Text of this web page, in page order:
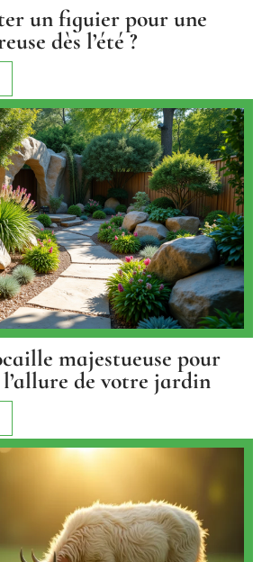
un figuier pour une
dès l’été ?
majestueuse pour
de votre jardin